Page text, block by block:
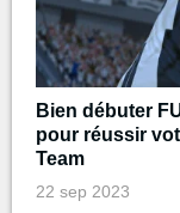
Bien débuter
pour réussir
Team
22 sep 2023